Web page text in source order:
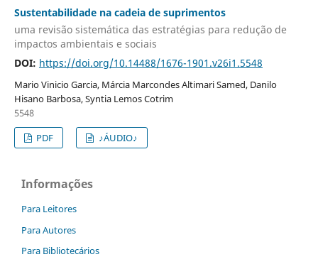
Sustentabilidade na cadeia de suprimentos
uma revisão sistemática das estratégias para redução de
impactos ambientais e sociais
DOI: https://doi.org/10.14488/1676-1901.v26i1.5548
Mario Vinicio Garcia, Márcia Marcondes Altimari Samed, Danilo
Hisano Barbosa, Syntia Lemos Cotrim
5548
PDF
♪ÁUDIO♪
Informações
Para Leitores
Para Autores
Para Bibliotecários